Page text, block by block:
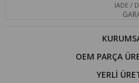
İADE /
OEM PARÇA
YERLİ